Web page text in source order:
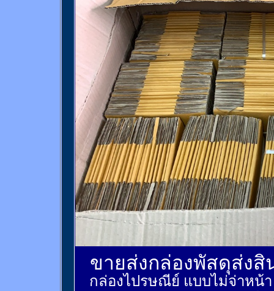
ขายส่งกล่องพัสดุส่ง
กล่องไปรษณีย์ แบบไม่จ่าหน้